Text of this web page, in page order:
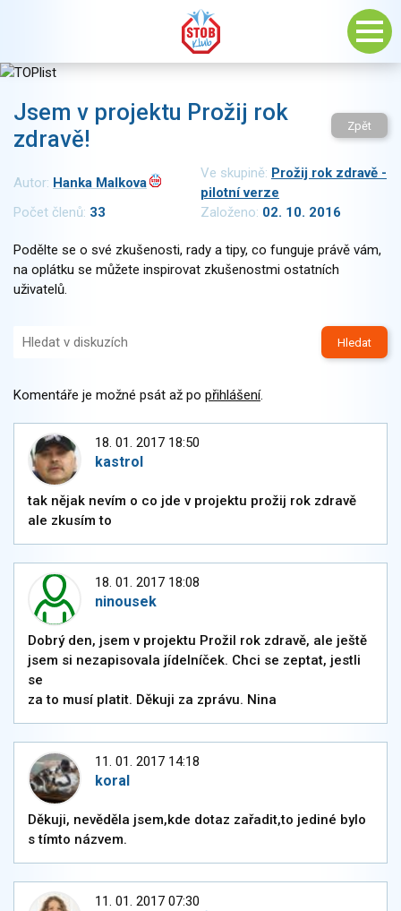
Jsem v projektu Prožij rok
zdravě!
Zpět
Autor: Hanka Malkova
Ve skupině: Prožij rok zdravě -
pilotní verze
Počet členů: 33 Založeno: 02. 10. 2016
Podělte se o své zkušenosti, rady a tipy, co funguje právě vám,
na oplátku se můžete inspirovat zkušenostmi ostatních
uživatelů.
Hledat
Komentáře je možné psát až po přihlášení.
18. 01. 2017 18:50
kastrol
tak nějak nevím o co jde v projektu prožij rok zdravě
ale zkusím to
18. 01. 2017 18:08
ninousek
Dobrý den, jsem v projektu Prožil rok zdravě, ale ještě
jsem si nezapisovala jídelníček. Chci se zeptat, jestli
se
za to musí platit. Děkuji za zprávu. Nina
11. 01. 2017 14:18
koral
Děkuji, nevěděla jsem,kde dotaz zařadit,to jediné bylo
s tímto názvem.
11. 01. 2017 07:30